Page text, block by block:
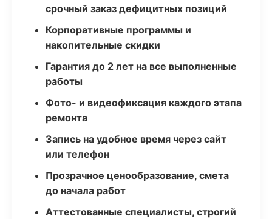
срочный заказ дефицитных позиций
Корпоративные программы и
накопительные скидки
Гарантия до 2 лет на все выполненные
работы
Фото- и видеофиксация каждого этапа
ремонта
Запись на удобное время через сайт
или телефон
Прозрачное ценообразование, смета
до начала работ
Аттестованные специалисты, строгий